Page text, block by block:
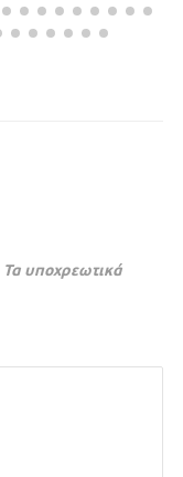
Τα υποχρεωτικά